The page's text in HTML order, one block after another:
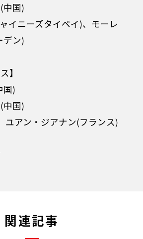
国)
イニーズタイペイ)、モーレ
デン)
】
)
国)
アン・ジアナン(フランス)
関連記事